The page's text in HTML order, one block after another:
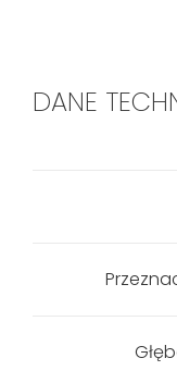
DANE